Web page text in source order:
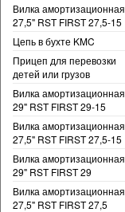
Вилка амортизационная
27,5" RST FIRST 27,5-15
Цепь в бухте KMC
Прицеп для перевозки
детей или грузов
Вилка амортизационная
29" RST FIRST 29-15
Вилка амортизационная
27,5" RST FIRST 27,5-15
Вилка амортизационная
29" RST FIRST 29
Вилка амортизационная
27,5" RST FIRST 27,5